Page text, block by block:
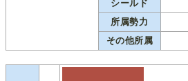
シールド
所属勢力
その他所属